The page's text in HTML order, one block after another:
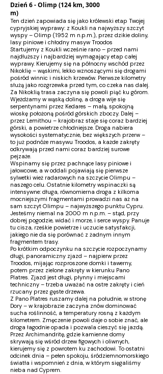
Dzień 6 - Olimp (124 km, 3000
m)
Ten dzień zapowiada się jako królewski etap Twojej
cypryjskiej wyprawy: z Koukli na najwyższy szczyt
wyspy – Olimp (1952 m n.p.m.), przez dzikie doliny,
lasy piniowe i chłodny masyw Troodos
Startujemy z Koukli wcześnie rano – przed nami
najdłuższy i najbardziej wymagający etap całej
wyprawy. Kierujemy się na północny wschód przez
Nikoklię – wąskimi, lekko wznoszącymi się drogami
pośród winnic i niskich krzewów. Pierwsze kilometry
służą jako rozgrzewka przed tym, co czeka nas dalej.
Za Nikoklią trasa zaczyna się powoli piąć ku górom.
Wjeżdżamy w wąską dolinę, a droga wije się
serpentynami przez Kedares – małą, spokojną
wioskę położoną pośród górskich zboczy. Dalej –
przez Lemithou – krajobraz staje się coraz bardziej
górski, a powietrze chłodniejsze. Droga nabiera
wysokości systematycznie, bez większych przerw –
to już podnóże masywu Troodos, a każde zakręty
odkrywają przed nami coraz bardziej surowe
pejzaże.
Wspinamy się przez pachnące lasy piniowe i
jałowcowe, a w oddali pojawiają się pierwsze
sylwetki wież radarowych na szczycie Olimpu –
naszego celu. Ostatnie kilometry wspinaczki są
intensywne: długa, równomierna droga z kilkoma
mocniejszymi fragmentami prowadzi nas aż na
sam szczyt Olimpu – najwyższego punktu Cypru.
Jesteśmy niemal na 2000 m n.p.m. – stąd, przy
dobrej pogodzie, widać i morze, i serce wyspy. Panuje
tu cisza, rześkie powietrze i uczucie satysfakcji,
jakiego nie da się porównać z żadnym innym
fragmentem trasy.
Po krótkim odpoczynku na szczycie rozpoczynamy
długi, panoramiczny zjazd – najpierw przez
Troodos, mijając rozproszone domki i tawerny,
potem przez zielone zakręty w kierunku Pano
Platres. Zjazd jest długi, płynny i miejscami
techniczny – trzeba uważać na ostre zakręty i cień
rzucany przez gęste drzewa.
Z Pano Platres ruszamy dalej na południe, w stronę
Dory – w krajobrazie zaczyna znów dominować
sucha roślinność, a temperatury rosną z każdym
kilometrem. Zmęczenie powoli daje o sobie znać, ale
droga łagodnie opada i pozwala cieszyć się jazdą.
Przez Archimandritę, gdzie kamienne domy
skrywają się wśród drzew figowych i oliwnych,
kierujemy się z powrotem ku zachodowi. To ostatni
odcinek dnia – pełen spokoju, śródziemnomorskiego
światła i wspomnień z dnia, w którym sięgaliśmy
nieba nad Cyprem.